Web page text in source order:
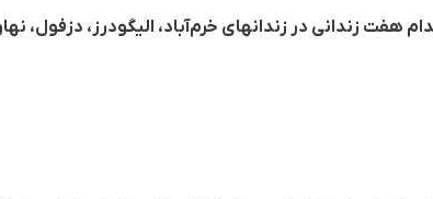
هفت زندانی در زندانهای خرم‌آباد، الیگودرز، دزفول،